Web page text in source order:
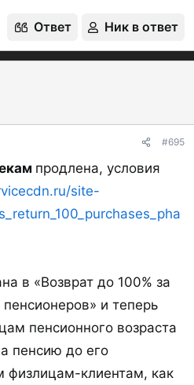
29,6 КБ · Просмотры: 351
1777014652187.webp
59,3 КБ · Просмотры: 178
Ответ Ник в ответ
#695
продлена, условия
site-
в «Возврат до 100% за
и теперь
пенсионного возраста
пенсию до его
физлицам-клиентам, как